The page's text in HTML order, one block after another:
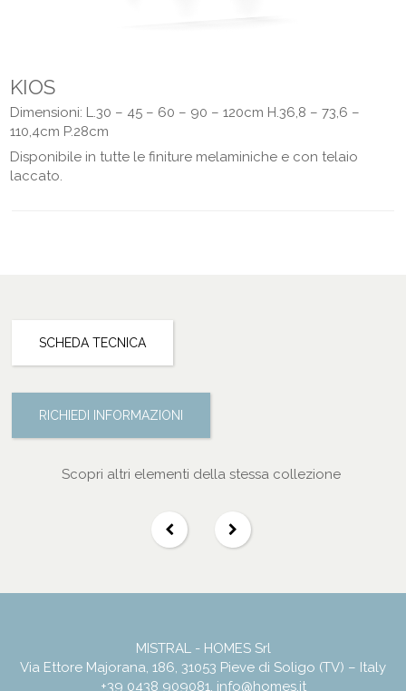
KIOS
Dimensioni: L.30 – 45 – 60 – 90 – 120cm H.36,8 – 73,6 –
110,4cm P.28cm
Disponibile in tutte le finiture melaminiche e con telaio
laccato.
SCHEDA TECNICA
RICHIEDI INFORMAZIONI
Scopri altri elementi della stessa collezione
MISTRAL - HOMES Srl
Via Ettore Majorana, 186, 31053 Pieve di Soligo (TV) – Italy
+39 0438 909081, info@homes.it